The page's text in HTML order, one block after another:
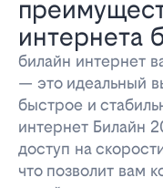
интернета
билайн интернет
— это идеальный
быстрое и
интернет Билайн
доступ на
что позволит вам